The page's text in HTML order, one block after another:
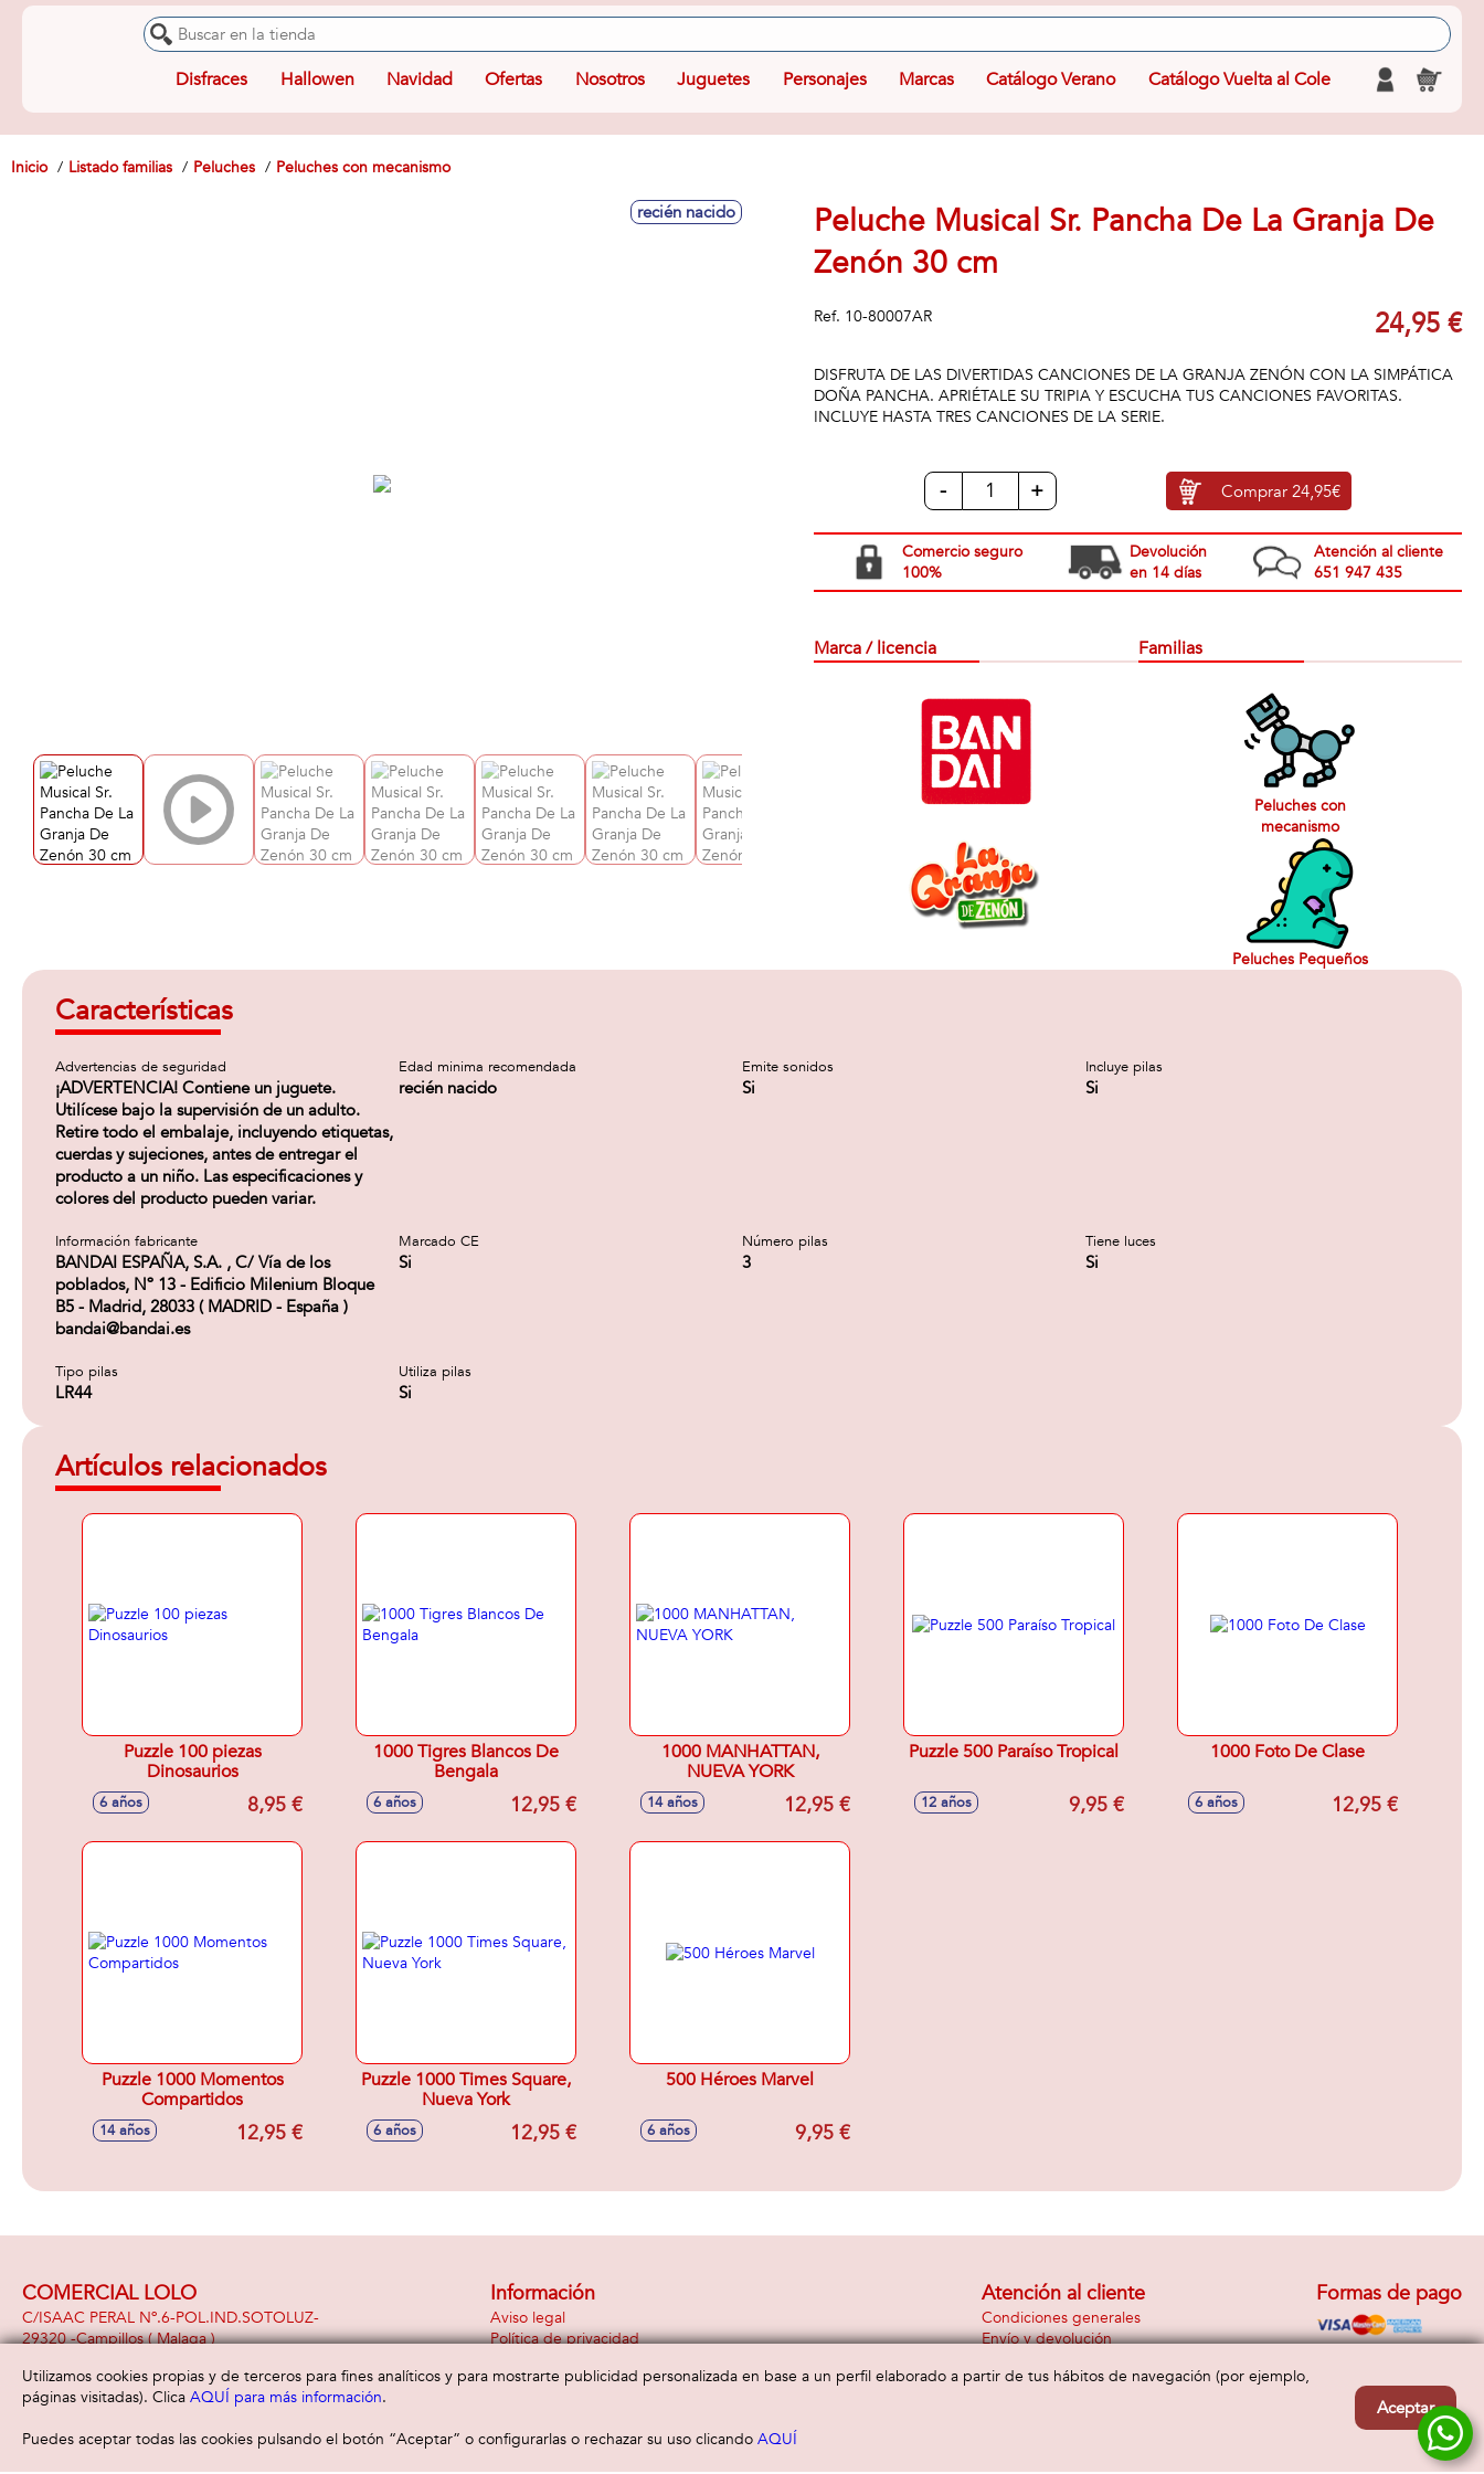
Disfraces Hallowen Navidad Ofertas Nosotros Juguetes Personajes Marcas Catálogo Verano Catálogo Vuelta al Cole
Inicio Listado familias Peluches Peluches con mecanismo
recién nacido
Peluche Musical Sr. Pancha De La Granja De
Zenón 30 cm
Ref. 10-80007AR 24,95 €
DISFRUTA DE LAS DIVERTIDAS CANCIONES DE LA GRANJA ZENÓN CON LA SIMPÁTICA
DOÑA PANCHA. APRIÉTALE SU TRIPIA Y ESCUCHA TUS CANCIONES FAVORITAS.
INCLUYE HASTA TRES CANCIONES DE LA SERIE.
- + Comprar24,95€
Comercio seguro
100%
Devolución
en 14 días
Atención al cliente
651 947 435
Marca / licencia Familias
Peluches con
mecanismo
Peluches Pequeños
Características
Advertencias de seguridad
¡ADVERTENCIA! Contiene un juguete.
Utilícese bajo la supervisión de un adulto.
Retire todo el embalaje, incluyendo etiquetas,
cuerdas y sujeciones, antes de entregar el
producto a un niño. Las especificaciones y
colores del producto pueden variar.
Edad minima recomendada
recién nacido
Emite sonidos
Si
Incluye pilas
Si
Información fabricante
BANDAI ESPAÑA, S.A. , C/ Vía de los
poblados, Nº 13 - Edificio Milenium Bloque
B5 - Madrid, 28033 ( MADRID - España )
bandai@bandai.es
Marcado CE
Si
Número pilas
3
Tiene luces
Si
Tipo pilas
LR44
Utiliza pilas
Si
Artículos relacionados
Puzzle 100 piezas
Dinosaurios
6 años 8,95 €
1000 Tigres Blancos De
Bengala
6 años 12,95 €
1000 MANHATTAN,
NUEVA YORK
14 años 12,95 €
Puzzle 500 Paraíso Tropical
12 años 9,95 €
1000 Foto De Clase
6 años 12,95 €
Puzzle 1000 Momentos
Compartidos
14 años 12,95 €
Puzzle 1000 Times Square,
Nueva York
6 años 12,95 €
500 Héroes Marvel
6 años 9,95 €
COMERCIAL LOLO
C/ISAAC PERAL Nº.6-POL.IND.SOTOLUZ-
29320 -Campillos( Malaga )
Información
Aviso legal
Política de privacidad
Atención al cliente
Condiciones generales
Envío y devolución
Formas de pago
Utilizamos cookies propias y de terceros para fines analíticos y para mostrarte publicidad personalizada en base a un perfil elaborado a partir de tus hábitos de navegación (por ejemplo,
páginas visitadas). Clica AQUÍ para más información.
Puedes aceptar todas las cookies pulsando el botón “Aceptar” o configurarlas o rechazar su uso clicando AQUÍ
Aceptar